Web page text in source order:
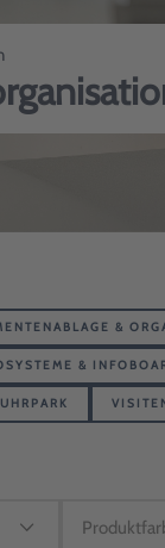
&
&